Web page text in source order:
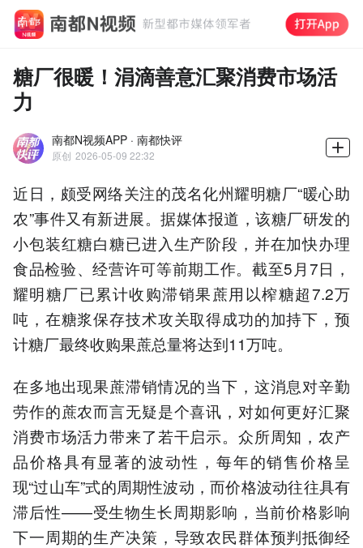
糖厂很暖！涓滴善意汇聚消费市场活
力
南都N视频APP · 南都快评
原创 2026-05-09 22:32
近日，颇受网络关注的茂名化州耀明糖厂“暖心助
农”事件又有新进展。据媒体报道，该糖厂研发的
小包装红糖白糖已进入生产阶段，并在加快办理
食品检验、经营许可等前期工作。截至5月7日，
耀明糖厂已累计收购滞销果蔗用以榨糖超7.2万
吨，在糖浆保存技术攻关取得成功的加持下，预
计糖厂最终收购果蔗总量将达到11万吨。
在多地出现果蔗滞销情况的当下，这消息对辛勤
劳作的蔗农而言无疑是个喜讯，对如何更好汇聚
消费市场活力带来了若干启示。众所周知，农产
品价格具有显著的波动性，每年的销售价格呈
现“过山车”式的周期性波动，而价格波动往往具有
滞后性——受生物生长周期影响，当前价格影响
下一周期的生产决策，导致农民群体预判抵御经